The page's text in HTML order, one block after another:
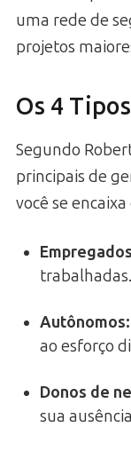
uma rede de
projetos
Os 4
Segundo
principais de
você se
Empregados
trabalhadas.
Autônomos:
ao esforço
Donos de
sua